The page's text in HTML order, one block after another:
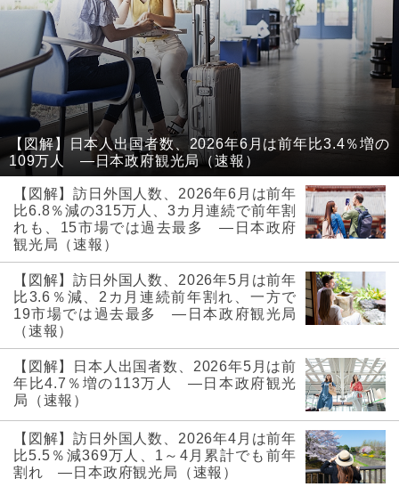
【図解】日本人出国者数、2026年6月は前年比3.4％増の
109万人 ―日本政府観光局（速報）
【図解】訪日外国人数、2026年6月は前年
比6.8％減の315万人、3カ月連続で前年割
れも、15市場では過去最多 ―日本政府
観光局（速報）
【図解】訪日外国人数、2026年5月は前年
比3.6％減、2カ月連続前年割れ、一方で
19市場では過去最多 ―日本政府観光局
（速報）
【図解】日本人出国者数、2026年5月は前
年比4.7％増の113万人 ―日本政府観光
局（速報）
【図解】訪日外国人数、2026年4月は前年
比5.5％減369万人、1～4月累計でも前年
割れ ―日本政府観光局（速報）